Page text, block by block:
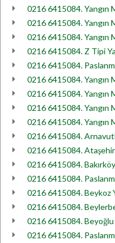
0216 6415084. Yangın
0216 6415084. Yangın
0216 6415084. Yangın
0216 6415084. Z Tipi
0216 6415084.
0216 6415084. Yangın
0216 6415084. Yangın
0216 6415084. Yangın
0216 6415084. Yangın
0216 6415084.
0216 6415084.
0216 6415084.
0216 6415084.
0216 6415084. Beykoz
0216 6415084.
0216 6415084. Beyoğlu
0216 6415084.